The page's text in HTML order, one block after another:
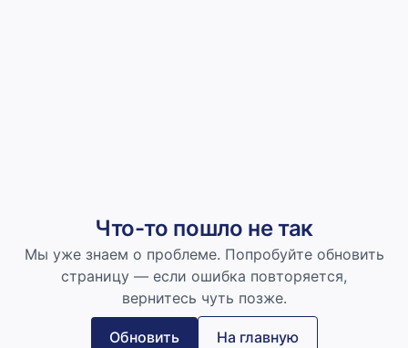
Что-то пошло не так
Мы уже знаем о проблеме. Попробуйте обновить
страницу — если ошибка повторяется,
вернитесь чуть позже.
Обновить На главную